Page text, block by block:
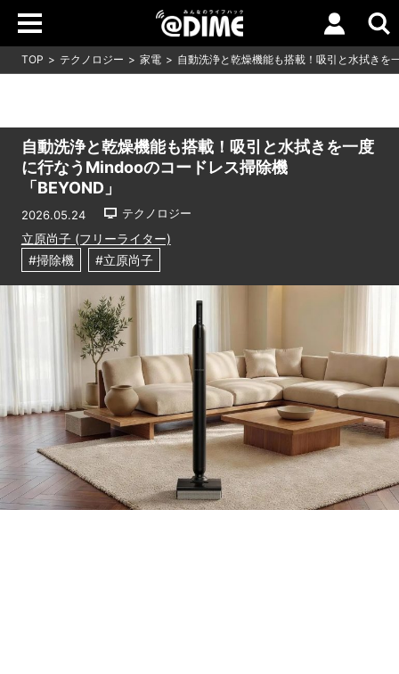
TOP テクノロジー 家電 自動洗浄と乾燥機能も搭載！吸引と水拭き
自動洗浄と乾燥機能も搭載！吸引と水拭きを一度
に行なうMindooのコードレス掃除機
「BEYOND」
2026.05.24 テクノロジー
立原尚子 (フリーライター)
#掃除機
#立原尚子